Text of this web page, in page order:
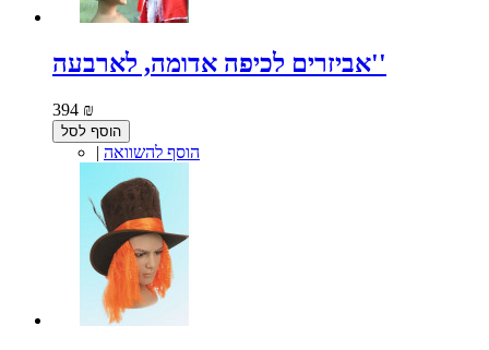
אביזרים לכיפה אדומה, לארבעה''
394 ₪
הוסף לסל
| הוסף להשוואה